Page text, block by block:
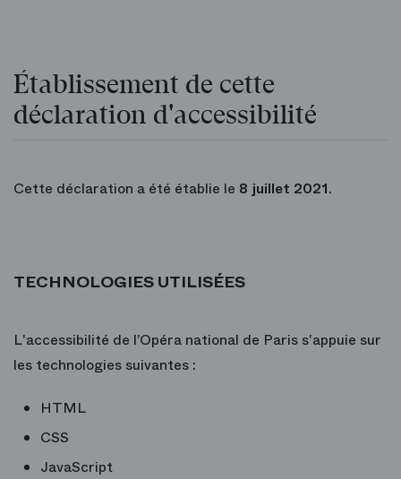
Établissement de cette
déclaration d'accessibilité
Cette déclaration a été établie le 8 juillet 2021.
TECHNOLOGIES UTILISÉES
L'accessibilité de l’Opéra national de Paris s'appuie sur
les technologies suivantes :
HTML
CSS
JavaScript